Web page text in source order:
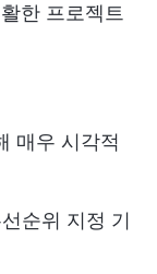
한 프로젝트
매우 시각적
순위 지정 기